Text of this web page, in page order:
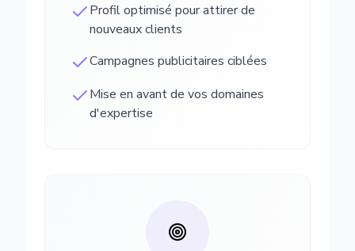
Profil optimisé pour attirer de
nouveaux clients
Campagnes publicitaires ciblées
Mise en avant de vos domaines
d'expertise